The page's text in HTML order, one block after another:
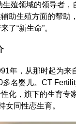
生殖领域的领导者，
助生殖方面的帮助
了“新生命”。
年，从那时起为来
名婴儿。CT
化，旗下的生育专
女同性恋生育。